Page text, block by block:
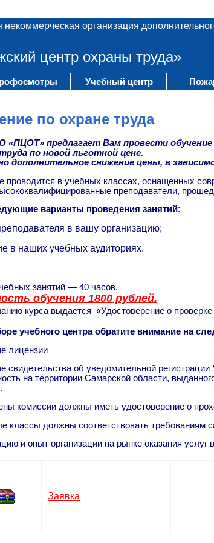
организация
центр охраны труда»
Учебный центр
по охране труда
предлагает Вам провести
по новой льготной цене.
дополнительное снижение цены, в
проводится в учебных классах, оснащенных
преподаватели,
варианты проведения занятий:
в вашу организацию;
в наших учебных аудиториях.
занятий — 40 часов.
обучения 1800 рублей.
курса выдается «Удостоверение о
учебного центра обратите внимание на
лицензии
свидетельства об уведомительной
на территории Самарской области,
комиссии должны иметь удостоверение о
классы должны соответствовать требованиям
и опыт организации на рынке оказания услуг
Заявка